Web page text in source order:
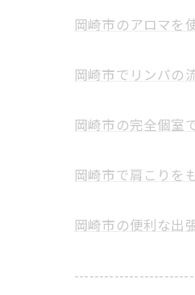
岡崎市のアロマを
岡崎市でリンパの
岡崎市の完全個室
岡崎市で肩こりを
岡崎市の便利な出